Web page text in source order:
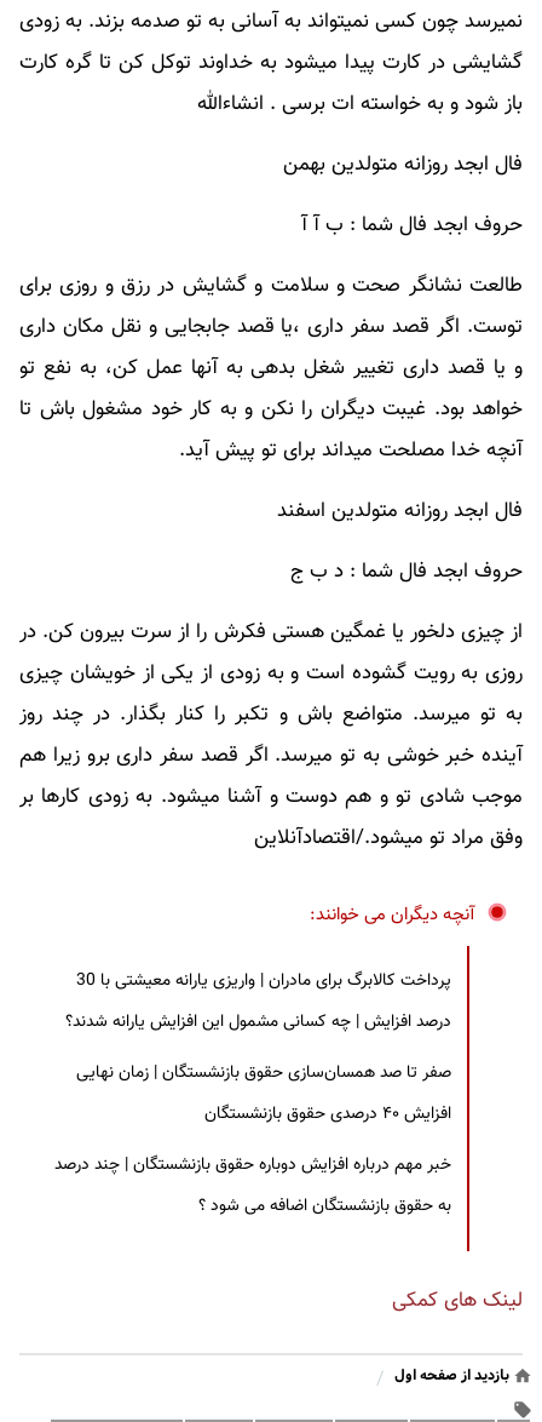
نمیرسد چون کسی نمیتواند به آسانی به تو صدمه بزند. به زودی
گشایشی در کارت پیدا میشود به خداوند توکل کن تا گره کارت
باز شود و به خواسته ات برسی . انشاءالله
فال ابجد روزانه متولدین بهمن
حروف ابجد فال شما : ب آ آ
طالعت نشانگر صحت و سلامت و گشایش در رزق و روزی برای
توست. اگر قصد سفر داری ،یا قصد جابجایی و نقل مکان داری
و یا قصد داری تغییر شغل بدهی به آنها عمل کن، به نفع تو
خواهد بود. غیبت دیگران را نکن و به کار خود مشغول باش تا
آنچه خدا مصلحت میداند برای تو پیش آید.
فال ابجد روزانه متولدین اسفند
حروف ابجد فال شما : د ب ج
از چیزی دلخور یا غمگین هستی فکرش را از سرت بیرون کن. در
روزی به رویت گشوده است و به زودی از یکی از خویشان چیزی
به تو میرسد. متواضع باش و تکبر را کنار بگذار. در چند روز
آینده خبر خوشی به تو میرسد. اگر قصد سفر داری برو زیرا هم
موجب شادی تو و هم دوست و آشنا میشود. به زودی کارها بر
وفق مراد تو میشود./اقتصادآنلاین
آنچه دیگران می خوانند:
پرداخت کالابرگ برای مادران | واریزی یارانه معیشتی با 30
درصد افزایش | چه کسانی مشمول این افزایش یارانه شدند؟
صفر تا صد همسان‌سازی حقوق بازنشستگان | زمان نهایی
افزایش ۴۰ درصدی حقوق بازنشستگان
خبر مهم درباره افزایش دوباره حقوق بازنشستگان | چند درصد
به حقوق بازنشستگان اضافه می شود ؟
لینک های کمکی
بازدید از صفحه اول /